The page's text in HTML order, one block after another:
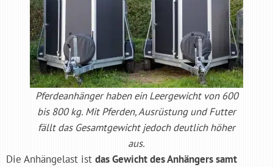
Pferdeanhänger haben ein Leergewicht von 600
bis 800 kg. Mit Pferden, Ausrüstung und Futter
fällt das Gesamtgewicht jedoch deutlich höher
aus.
Die Anhängelast ist das Gewicht des Anhängers samt